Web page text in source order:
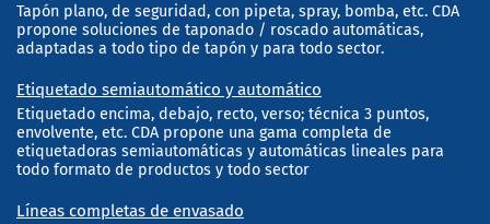
Tapón plano, de seguridad, con pipeta, spray, bomba, etc. CDA
propone soluciones de taponado / roscado automáticas,
adaptadas a todo tipo de tapón y para todo sector.
Etiquetado semiautomático y automático
Etiquetado encima, debajo, recto, verso; técnica 3 puntos,
envolvente, etc. CDA propone una gama completa de
etiquetadoras semiautomáticas y automáticas lineales para
todo formato de productos y todo sector
Líneas completas de envasado